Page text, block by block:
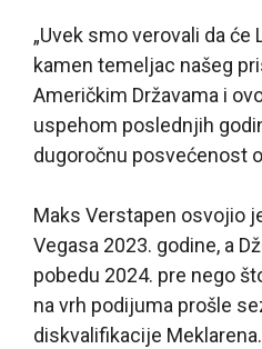
„Uvek smo verovali da će
kamen temeljac našeg
Američkim Državama i
uspehom poslednjih
dugoročnu posvećenost
Maks Verstapen osvojio
Vegasa 2023. godine, a
pobedu 2024. pre nego
na vrh podijuma prošle
diskvalifikacije Meklarena.